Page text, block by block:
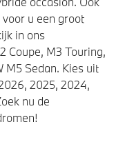
u een groot
in ons
Coupe, M3 Touring,
M5 Sedan. Kies uit
2025, 2024,
nu de